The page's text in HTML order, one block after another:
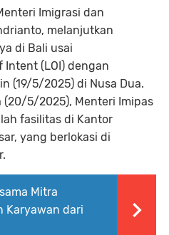
Imigrasi dan
melanjutkan
di Bali usai
(LOI) dengan
(19/5/2025) di Nusa Dua.
(20/5/2025), Menteri Imipas
fasilitas di Kantor
yang berlokasi di
Mitra
Karyawan dari